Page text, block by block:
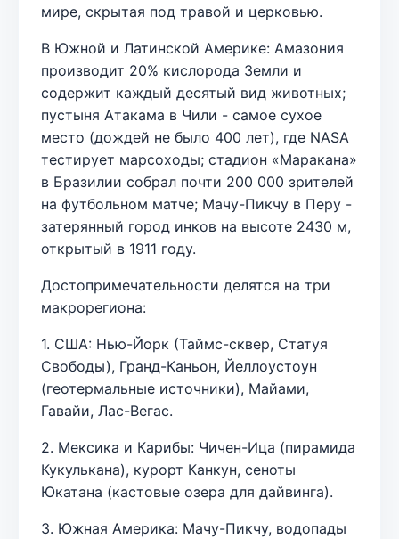
мире, скрытая под травой и церковью.
В Южной и Латинской Америке: Амазония
производит 20% кислорода Земли и
содержит каждый десятый вид животных;
пустыня Атакама в Чили - самое сухое
место (дождей не было 400 лет), где NASA
тестирует марсоходы; стадион «Маракана»
в Бразилии собрал почти 200 000 зрителей
на футбольном матче; Мачу-Пикчу в Перу -
затерянный город инков на высоте 2430 м,
открытый в 1911 году.
Достопримечательности делятся на три
макрорегиона:
1. США: Нью-Йорк (Таймс-сквер, Статуя
Свободы), Гранд-Каньон, Йеллоустоун
(геотермальные источники), Майами,
Гавайи, Лас-Вегас.
2. Мексика и Карибы: Чичен-Ица (пирамида
Кукулькана), курорт Канкун, сеноты
Юкатана (кастовые озера для дайвинга).
3. Южная Америка: Мачу-Пикчу, водопады